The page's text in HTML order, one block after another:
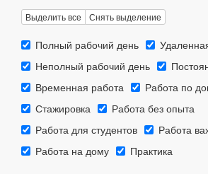
Выделить все Снять выделение
Тип
Полный рабочий день
Тип
занятости::
Тип
Неполный рабочий день
Тип
Тип
Временная работа
Тип
Работа по
Тип
Стажировка
Тип
занятости::
Работа без опыта
Тип
Работа для студентов
Тип
Работа
Тип
Работа на дому
Тип
Практика